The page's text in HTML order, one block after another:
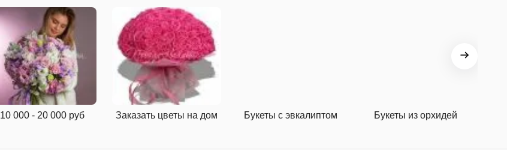
10 000 - 20 000 руб Заказать цветы на дом Букеты с эвкалиптом Букеты из орхидей